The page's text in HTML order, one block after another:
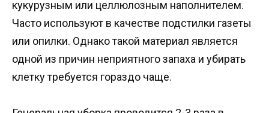
кукурузным или целлюлозным наполнителем.
Часто используют в качестве подстилки газеты
или опилки. Однако такой материал является
одной из причин неприятного запаха и убирать
клетку требуется гораздо чаще.